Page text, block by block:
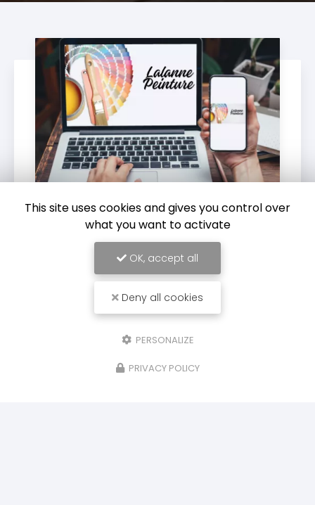
24/03/2025
Rénovation peinture extérieures sur une maison
Lalanne Peinture, votre artisan peintre à Saint
Sever, s'occupe de tous vos projets de
rénovation peinture extérieures sur une
maison à Hagetmau. Contactez nous dès…
This site uses cookies and gives you control over
what you want to activate
OK, accept all
Deny all cookies
PERSONALIZE
PRIVACY POLICY